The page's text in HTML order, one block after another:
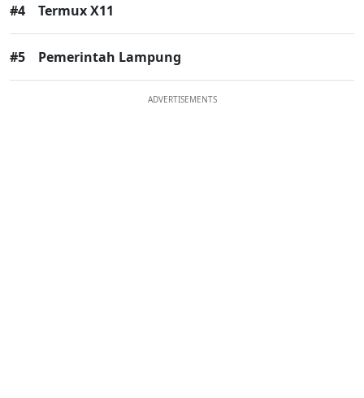
#4 Termux X11
#5 Pemerintah Lampung
ADVERTISEMENTS